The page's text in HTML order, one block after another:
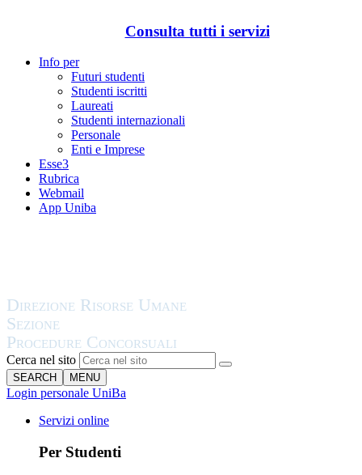
Consulta tutti i servizi
Info per
Futuri studenti
Studenti iscritti
Laureati
Studenti internazionali
Personale
Enti e Imprese
Esse3
Rubrica
Webmail
App Uniba
Cerca nel sito
SEARCH MENU
Login personale UniBa
Servizi online
Per Studenti